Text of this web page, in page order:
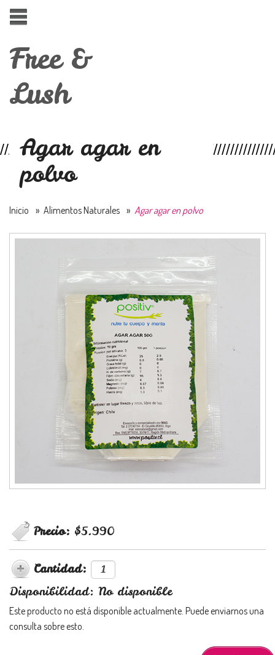
Free &
Lush
Agar agar en
polvo
Inicio » Alimentos Naturales » Agar agar en polvo
Precio: $5.990
Cantidad:
Disponibilidad: No disponible
Este producto no está disponible actualmente. Puede enviarnos una
consulta sobre esto.